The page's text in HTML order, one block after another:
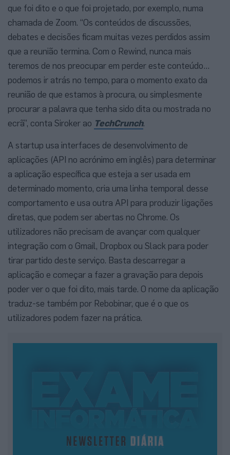
que foi dito e o que foi projetado, por exemplo, numa
chamada de Zoom. “Os conteúdos de discussões,
debates e decisões ficam muitas vezes perdidos assim
que a reunião termina. Com o Rewind, nunca mais
teremos de nos preocupar em perder este conteúdo…
podemos ir atrás no tempo, para o momento exato da
reunião de que estamos à procura, ou simplesmente
procurar a palavra que tenha sido dita ou mostrada no
ecrã”, conta Siroker ao TechCrunch.
A startup usa interfaces de desenvolvimento de
aplicações (API no acrónimo em inglês) para determinar
a aplicação específica que esteja a ser usada em
determinado momento, cria uma linha temporal desse
comportamento e usa outra API para produzir ligações
diretas, que podem ser abertas no Chrome. Os
utilizadores não precisam de avançar com qualquer
integração com o Gmail, Dropbox ou Slack para poder
tirar partido deste serviço. Basta descarregar a
aplicação e começar a fazer a gravação para depois
poder ver o que foi dito, mais tarde. O nome da aplicação
traduz-se também por Rebobinar, que é o que os
utilizadores podem fazer na prática.